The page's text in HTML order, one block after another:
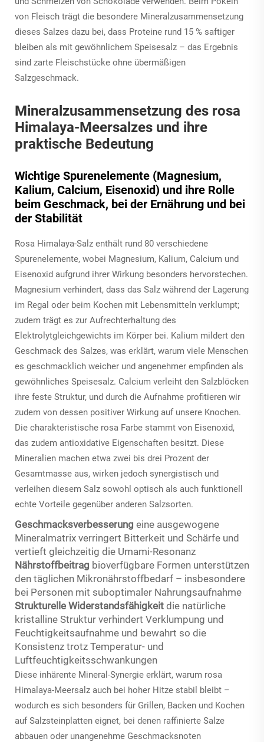
von Fleisch trägt die besondere Mineralzusammensetzung
dieses Salzes dazu bei, dass Proteine rund 15 % saftiger
bleiben als mit gewöhnlichem Speisesalz – das Ergebnis
sind zarte Fleischstücke ohne übermäßigen
Salzgeschmack.
Mineralzusammensetzung des rosa
Himalaya-Meersalzes und ihre
praktische Bedeutung
Wichtige Spurenelemente (Magnesium,
Kalium, Calcium, Eisenoxid) und ihre Rolle
beim Geschmack, bei der Ernährung und bei
der Stabilität
Rosa Himalaya-Salz enthält rund 80 verschiedene
Spurenelemente, wobei Magnesium, Kalium, Calcium und
Eisenoxid aufgrund ihrer Wirkung besonders hervorstechen.
Magnesium verhindert, dass das Salz während der Lagerung
im Regal oder beim Kochen mit Lebensmitteln verklumpt;
zudem trägt es zur Aufrechterhaltung des
Elektrolytgleichgewichts im Körper bei. Kalium mildert den
Geschmack des Salzes, was erklärt, warum viele Menschen
es geschmacklich weicher und angenehmer empfinden als
gewöhnliches Speisesalz. Calcium verleiht den Salzblöcken
ihre feste Struktur, und durch die Aufnahme profitieren wir
zudem von dessen positiver Wirkung auf unsere Knochen.
Die charakteristische rosa Farbe stammt von Eisenoxid,
das zudem antioxidative Eigenschaften besitzt. Diese
Mineralien machen etwa zwei bis drei Prozent der
Gesamtmasse aus, wirken jedoch synergistisch und
verleihen diesem Salz sowohl optisch als auch funktionell
echte Vorteile gegenüber anderen Salzsorten.
Geschmacksverbesserung eine ausgewogene
Mineralmatrix verringert Bitterkeit und Schärfe und
vertieft gleichzeitig die Umami-Resonanz
Nährstoffbeitrag bioverfügbare Formen unterstützen
den täglichen Mikronährstoffbedarf – insbesondere
bei Personen mit suboptimaler Nahrungsaufnahme
Strukturelle Widerstandsfähigkeit die natürliche
kristalline Struktur verhindert Verklumpung und
Feuchtigkeitsaufnahme und bewahrt so die
Konsistenz trotz Temperatur- und
Luftfeuchtigkeitsschwankungen
Diese inhärente Mineral-Synergie erklärt, warum rosa
Himalaya-Meersalz auch bei hoher Hitze stabil bleibt –
wodurch es sich besonders für Grillen, Backen und Kochen
auf Salzsteinplatten eignet, bei denen raffinierte Salze
abbauen oder unangenehme Geschmacksnoten